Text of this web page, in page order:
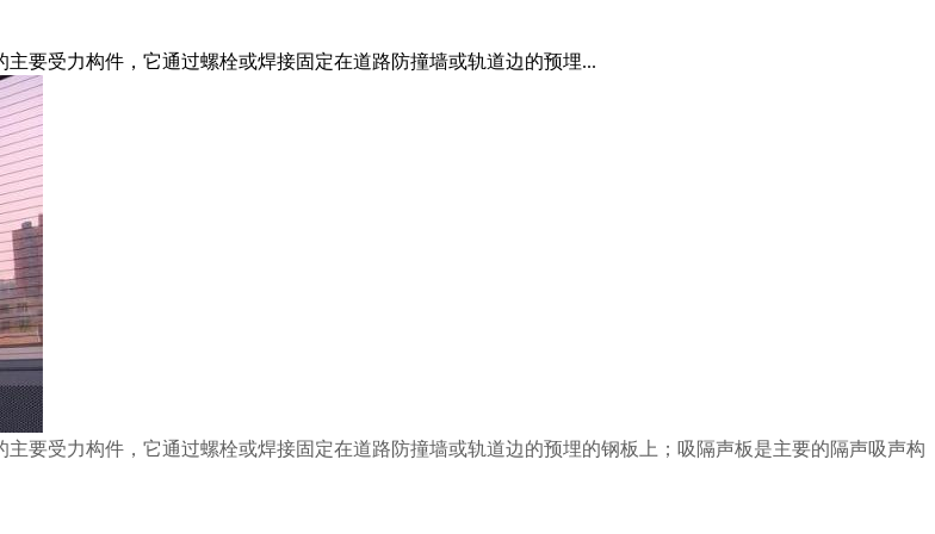
要受力构件，它通过螺栓或焊接固定在道路防撞墙或轨道边的预埋...
要受力构件，它通过螺栓或焊接固定在道路防撞墙或轨道边的预埋的钢板上；吸隔声板是主要的隔声吸声构